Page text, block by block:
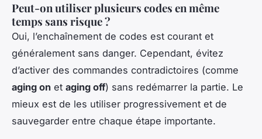
Peut-on utiliser plusieurs codes en même
temps sans risque ?
Oui, l’enchaînement de codes est courant et
généralement sans danger. Cependant, évitez
d’activer des commandes contradictoires (comme
aging on et aging off) sans redémarrer la partie. Le
mieux est de les utiliser progressivement et de
sauvegarder entre chaque étape importante.